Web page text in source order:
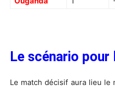
Le scénario pour
Le match décisif aura lieu le